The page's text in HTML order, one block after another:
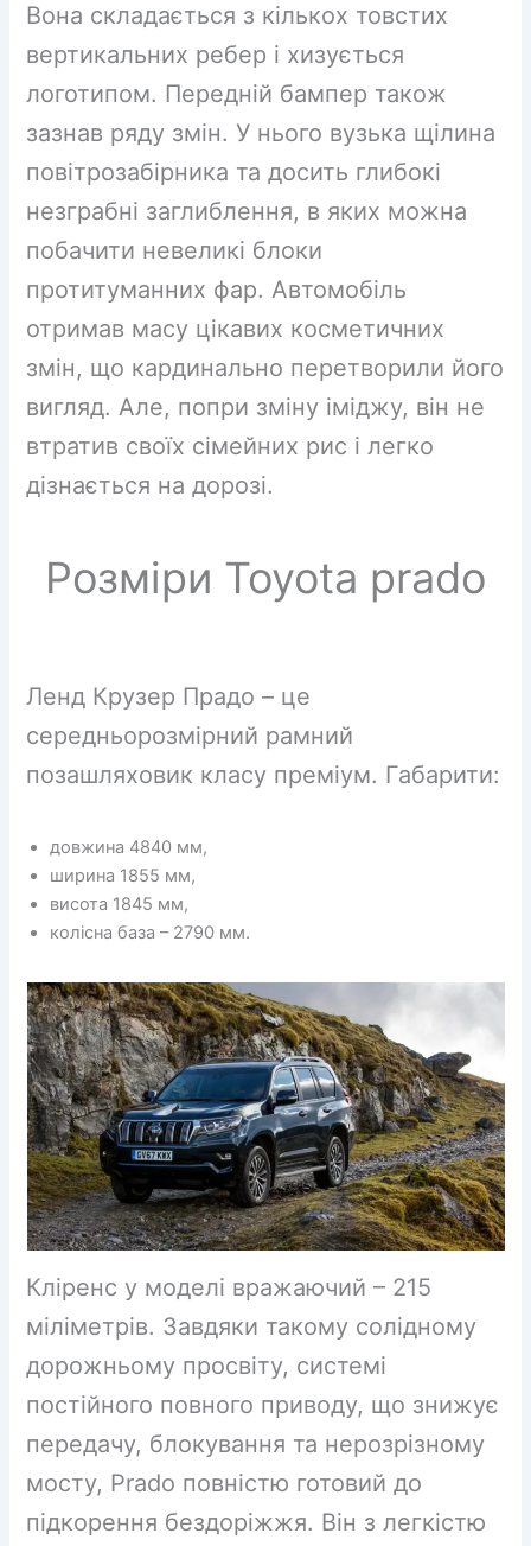
Вона складається з кількох товстих
вертикальних ребер і хизується
логотипом. Передній бампер також
зазнав ряду змін. У нього вузька щілина
повітрозабірника та досить глибокі
незграбні заглиблення, в яких можна
побачити невеликі блоки
протитуманних фар. Автомобіль
отримав масу цікавих косметичних
змін, що кардинально перетворили його
вигляд. Але, попри зміну іміджу, він не
втратив своїх сімейних рис і легко
дізнається на дорозі.
Розміри Toyota prado
Ленд Крузер Прадо – це
середньорозмірний рамний
позашляховик класу преміум. Габарити:
довжина 4840 мм,
ширина 1855 мм,
висота 1845 мм,
колісна база – 2790 мм.
Кліренс у моделі вражаючий – 215
міліметрів. Завдяки такому солідному
дорожньому просвіту, системі
постійного повного приводу, що знижує
передачу, блокування та нерозрізному
мосту, Prado повністю готовий до
підкорення бездоріжжя. Він з легкістю